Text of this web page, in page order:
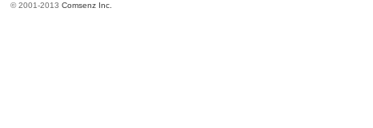
© 2001-2013Comsenz Inc.